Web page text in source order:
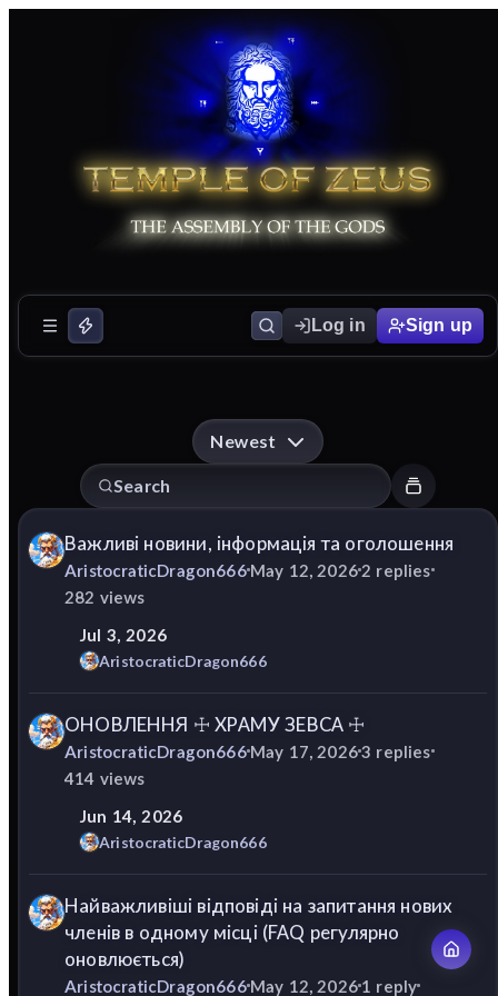
Log in Sign up
Newest
Важливі новини, інформація та оголошення
AristocraticDragon666May 12, 20262 replies
282 views
Jul 3, 2026
AristocraticDragon666
ОНОВЛЕННЯ ☩ ХРАМУ ЗЕВСА ☩
AristocraticDragon666May 17, 20263 replies
414 views
Jun 14, 2026
AristocraticDragon666
Найважливіші відповіді на запитання нових
членів в одному місці (FAQ регулярно
оновлюється)
AristocraticDragon666May 12, 20261 reply